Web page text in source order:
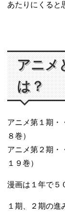
あたりにくると
アニメ
は？
アニメ第１期・
８巻）
アニメ第２期・
１９巻）
漫画は１年で５
１期、２期の進